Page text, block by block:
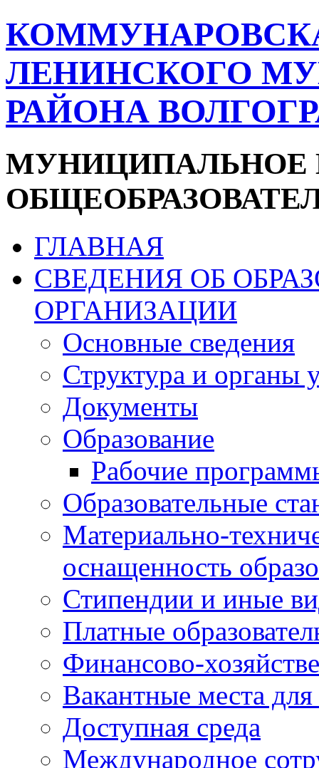
ЛЕНИНСКОГО
РАЙОНА
МУНИЦИПАЛЬНОЕ
ГЛАВНАЯ
СВЕДЕНИЯ ОБ
ОРГАНИЗАЦИИ
Основные сведения
Структура и органы
Документы
Образование
Рабочие
Образовательные
Материально-
оснащенность
Стипендии и иные
Платные
Финансово-
Вакантные места
Доступная среда
Международное